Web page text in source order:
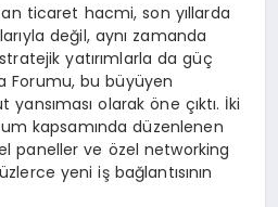
ticaret hacmi, son yıllarda
değil, aynı zamanda
yatırımlarla da güç
Forumu, bu büyüyen
olarak öne çıktı. İki
kapsamında düzenlenen
paneller ve özel networking
yeni iş bağlantısının